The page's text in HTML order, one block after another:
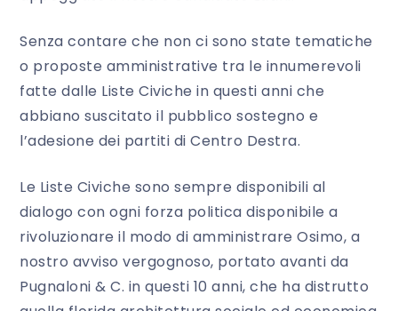
Senza contare che non ci sono state tematiche
o proposte amministrative tra le innumerevoli
fatte dalle Liste Civiche in questi anni che
abbiano suscitato il pubblico sostegno e
l’adesione dei partiti di Centro Destra.
Le Liste Civiche sono sempre disponibili al
dialogo con ogni forza politica disponibile a
rivoluzionare il modo di amministrare Osimo, a
nostro avviso vergognoso, portato avanti da
Pugnaloni & C. in questi 10 anni, che ha distrutto